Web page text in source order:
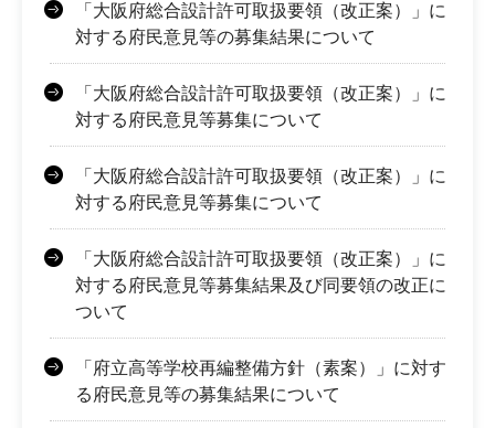
「大阪府総合設計許可取扱要領（改正案）」に
対する府民意見等の募集結果について
「大阪府総合設計許可取扱要領（改正案）」に
対する府民意見等募集について
「大阪府総合設計許可取扱要領（改正案）」に
対する府民意見等募集について
「大阪府総合設計許可取扱要領（改正案）」に
対する府民意見等募集結果及び同要領の改正に
ついて
「府立高等学校再編整備方針（素案）」に対す
る府民意見等の募集結果について